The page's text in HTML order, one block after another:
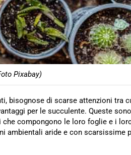
Pixabay)
bisognose di scarse attenzioni tra
per le succulente. Queste
che compongono le loro foglie e i
ambientali aride e con scarsissime